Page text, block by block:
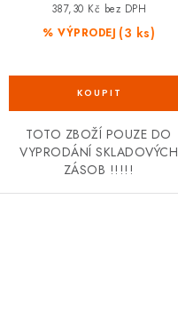
% VÝPRODEJ (3 ks)
387,30 Kč bez DPH
TOTO ZBOŽÍ POUZE DO
VYPRODÁNÍ SKLADOVÝCH
ZÁSOB !!!!!